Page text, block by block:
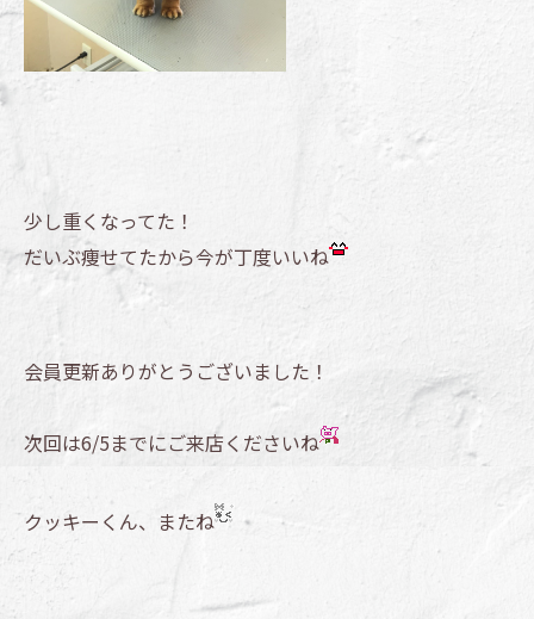
少し重くなってた！
だいぶ痩せてたから今が丁度いいね
会員更新ありがとうございました！
次回は6/5までにご来店くださいね
クッキーくん、またね